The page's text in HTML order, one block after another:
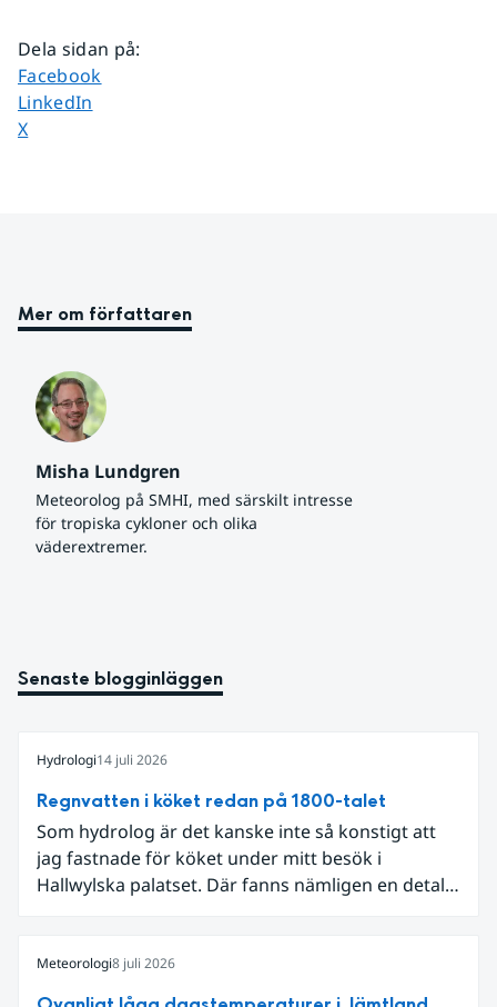
Dela sidan på:
Dela sidan på
Facebook
Dela sidan på
LinkedIn
Dela sidan på
X
Mer om författaren
Misha Lundgren
Meteorolog på SMHI, med särskilt intresse
för tropiska cykloner och olika
väderextremer.
Senaste blogginläggen
Hydrologi14 juli 2026
Regnvatten i köket redan på 1800-talet
Som hydrolog är det kanske inte så konstigt att
jag fastnade för köket under mitt besök i
Hallwylska palatset. Där fanns nämligen en detalj
Meteorologi8 juli 2026